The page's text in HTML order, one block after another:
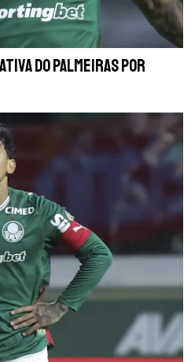
do Palmeiras por